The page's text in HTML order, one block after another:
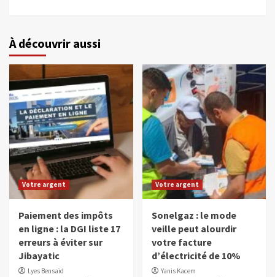
À découvrir aussi
Votre argent
Paiement des impôts
en ligne : la DGI liste 17
erreurs à éviter sur
Jibayatic
Lyes Bensaïd
Votre argent
Sonelgaz : le mode
veille peut alourdir
votre facture
d’électricité de 10%
Yanis Kacem